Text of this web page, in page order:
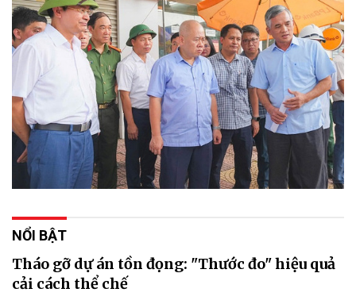
NỔI BẬT
Tháo gỡ dự án tồn đọng: "Thước đo" hiệu quả
cải cách thể chế